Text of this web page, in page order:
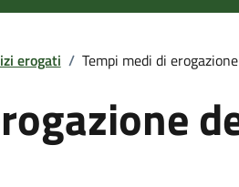
erogati / Tempi medi di